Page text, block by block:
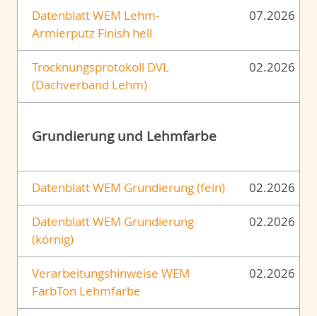
Datenblatt WEM Lehm-
Armierputz Finish hell
07.2026
Trocknungsprotokoll DVL
(Dachverband Lehm)
02.2026
Grundierung und Lehmfarbe
Datenblatt WEM Grundierung (fein) 02.2026
Datenblatt WEM Grundierung
(körnig)
02.2026
Verarbeitungshinweise WEM
FarbTon Lehmfarbe
02.2026